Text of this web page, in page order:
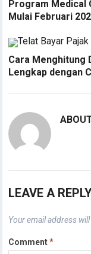
Program Medical
Mulai Februari
Cara Menghitung
Lengkap dengan
LEAVE A
Your email address
Comment*